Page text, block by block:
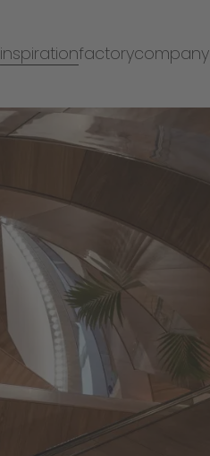
inspirationfactorycompany